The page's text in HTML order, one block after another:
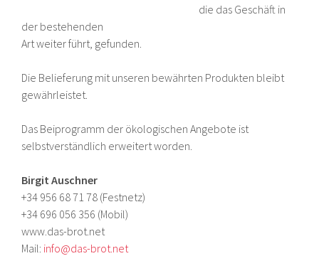
die das Geschäft in
der bestehenden
Art weiter führt, gefunden.
Die Belieferung mit unseren bewährten Produkten bleibt
gewährleistet.
Das Beiprogramm der ökologischen Angebote ist
selbstverständlich erweitert worden.
Birgit Auschner
+34 956 68 71 78 (Festnetz)
+34 696 056 356 (Mobil)
www.das-brot.net
Mail: info@das-brot.net